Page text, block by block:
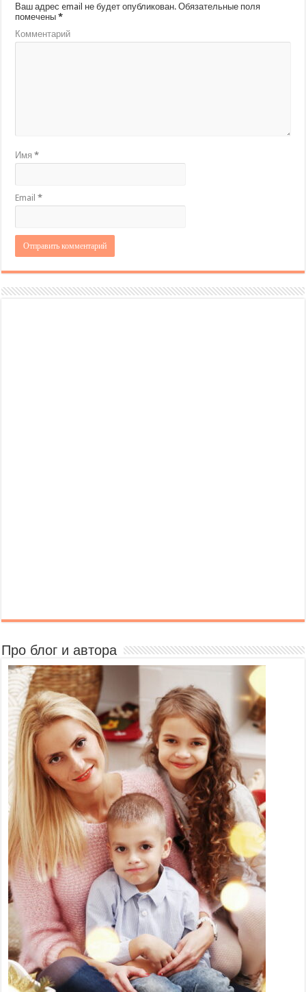
Ваш адрес email не будет опубликован. Обязательные поля
помечены*
Комментарий
Имя*
Email*
Про блог и автора